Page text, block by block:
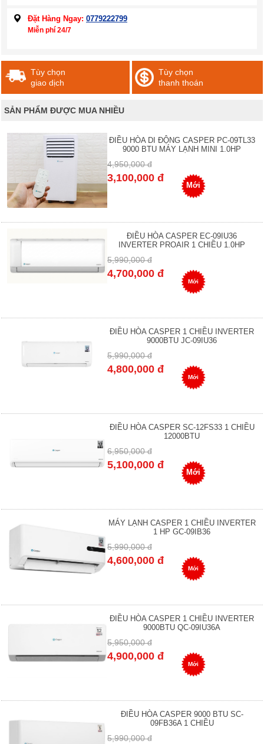
Đặt Hàng Ngay: 0779222799
Miễn phí 24/7
Tùy chọn
giao dịch
Tùy chọn
thanh thoán
SẢN PHẨM ĐƯỢC MUA NHIỀU
ĐIỀU HÒA DI ĐỘNG CASPER PC-09TL33
9000 BTU MÁY LẠNH MINI 1.0HP
4,950,000 đ
3,100,000 đ
Mới
ĐIỀU HÒA CASPER EC-09IU36
INVERTER PROAIR 1 CHIỀU 1.0HP
5,990,000 đ
4,700,000 đ
Mới
ĐIỀU HÒA CASPER 1 CHIỀU INVERTER
9000BTU JC-09IU36
5,990,000 đ
4,800,000 đ
Mới
ĐIỀU HÒA CASPER SC-12FS33 1 CHIỀU
12000BTU
6,950,000 đ
5,100,000 đ
Mới
MÁY LẠNH CASPER 1 CHIỀU INVERTER
1 HP GC-09IB36
5,990,000 đ
4,600,000 đ
Mới
ĐIỀU HÒA CASPER 1 CHIỀU INVERTER
9000BTU QC-09IU36A
5,950,000 đ
4,900,000 đ
Mới
ĐIỀU HÒA CASPER 9000 BTU SC-
09FB36A 1 CHIỀU
5,990,000 đ